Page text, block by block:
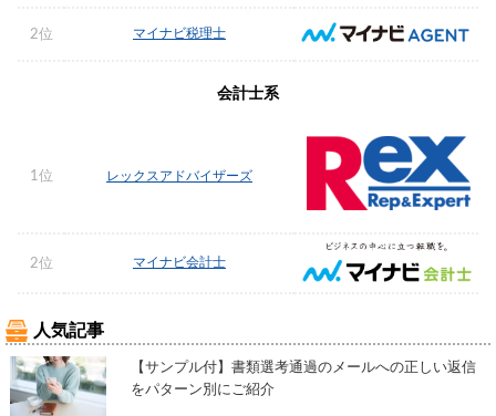
2位 マイナビ税理士
会計士系
1位 レックスアドバイザーズ
2位 マイナビ会計士
人気記事
【サンプル付】書類選考通過のメールへの正しい返信
をパターン別にご紹介